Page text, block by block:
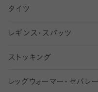
無地・プレーンソック
柄ソックス・靴下
スニーカー（くるぶし
アンクル・ショートソッ
フットカバー・カバー
フットカバー・カバーソ
タイツ
30デニール以下のタイ
31〜40デニールタイ
41〜60デニールタイ
レギンス・スパッツ
柄レギンス
無地レギンス
ストッキング
伝線しにくいストッキ
レッ グ ウォー マー ・ セパレー